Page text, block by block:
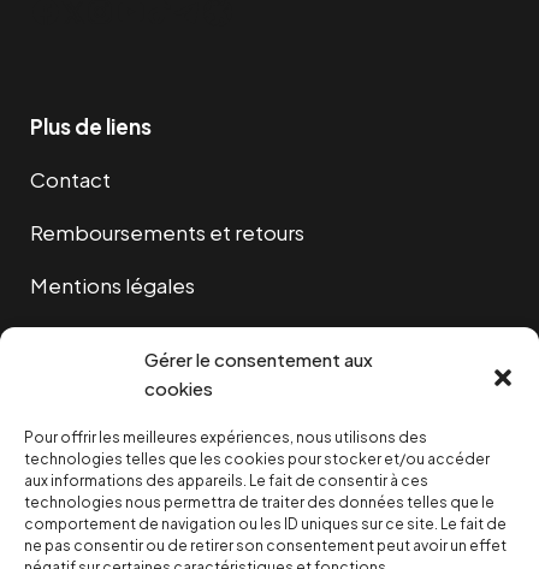
Gérer le consentement aux
cookies
Pour offrir les meilleures expériences, nous utilisons des
technologies telles que les cookies pour stocker et/ou accéder
aux informations des appareils. Le fait de consentir à ces
technologies nous permettra de traiter des données telles que le
comportement de navigation ou les ID uniques sur ce site. Le fait de
ne pas consentir ou de retirer son consentement peut avoir un effet
Plus de liens
Contact
Remboursements et retours
Mentions légales
NOUS SOUTENIR
NOTRE NEWSLETTER